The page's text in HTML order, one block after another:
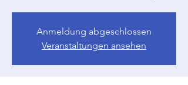
Anmeldung abgeschlossen
Veranstaltungen ansehen